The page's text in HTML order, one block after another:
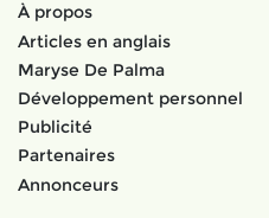
À propos
Articles en anglais
Maryse De Palma
Développement personnel
Publicité
Partenaires
Annonceurs